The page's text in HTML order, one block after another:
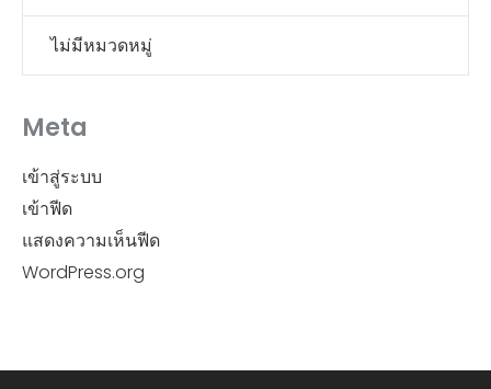
ไม่มีหมวดหมู่
Meta
เข้าสู่ระบบ
เข้าฟีด
แสดงความเห็นฟีด
WordPress.org